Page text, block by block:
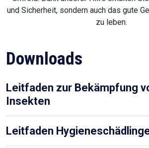
und Sicherheit, sondern auch das gute
zu leben.
Downloads
Leitfaden zur Bekämpfung
Insekten
Leitfaden